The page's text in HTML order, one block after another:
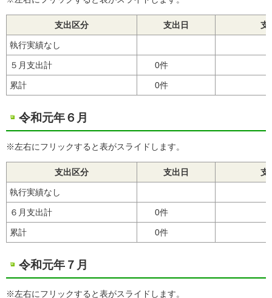
支出区分 支出日 支
執行実績なし
５月支出計 0件
累計 0件
令和元年６月
※左右にフリックすると表がスライドします。
支出区分 支出日 支
執行実績なし
６月支出計 0件
累計 0件
令和元年７月
※左右にフリックすると表がスライドします。